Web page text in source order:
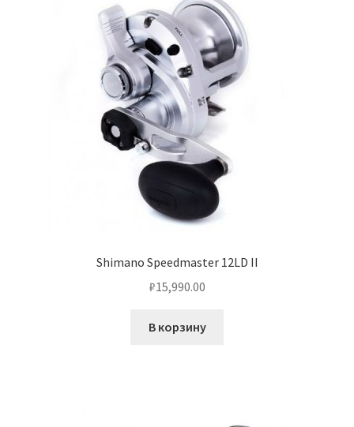
Shimano Speedmaster 12LD II
₽15,990.00
В корзину